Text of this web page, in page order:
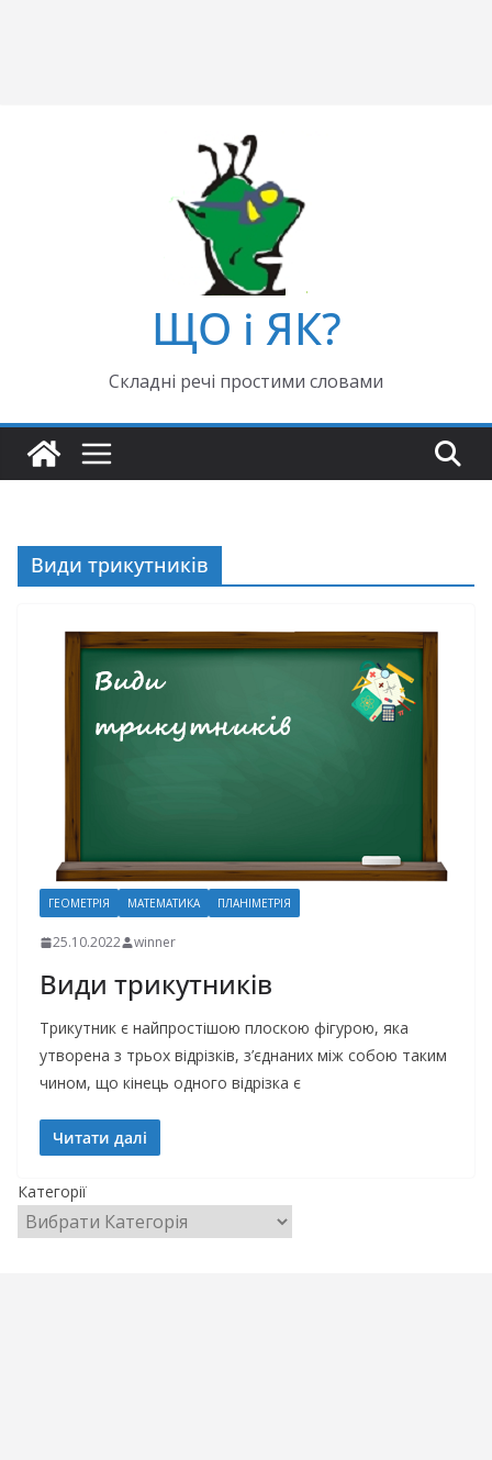
ЩО і ЯК?
Складні речі простими словами
Види трикутників
ГЕОМЕТРІЯ МАТЕМАТИКА ПЛАНІМЕТРІЯ
25.10.2022 winner
Види трикутників
Трикутник є найпростішою плоскою фігурою, яка
утворена з трьох відрізків, з’єднаних між собою таким
чином, що кінець одного відрізка є
Читати далі
Категорії